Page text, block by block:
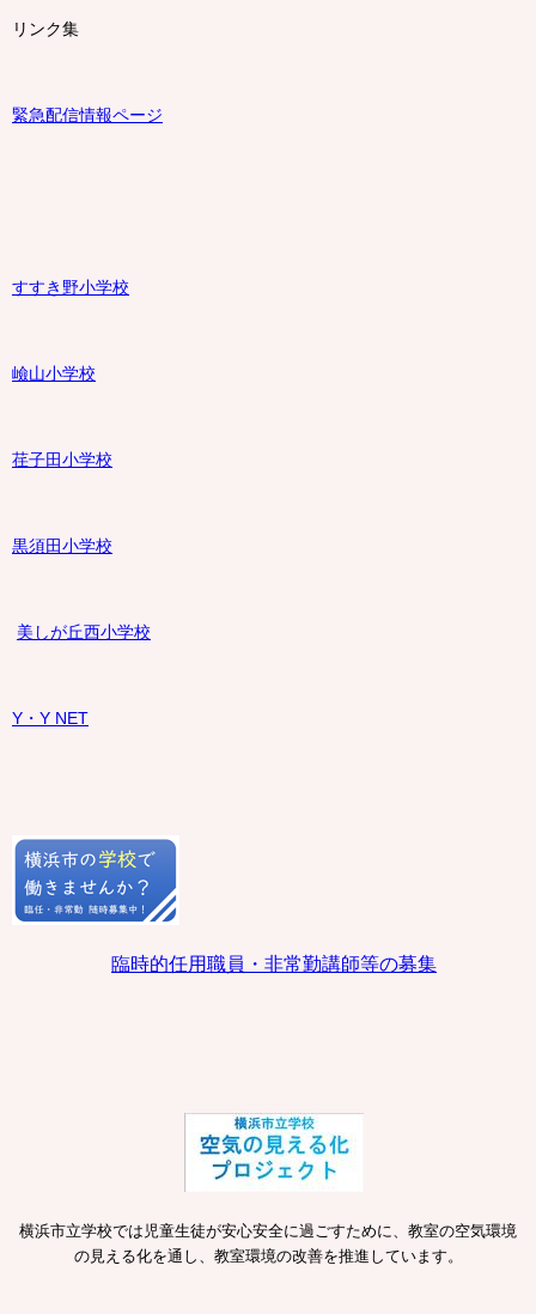
リンク集
緊急配信情報ページ
すすき野小学校
嶮山小学校
荏子田小学校
黒須田小学校
美しが丘西小学校
Y・Y NET
臨時的任用職員・非常勤講師等の募集
横浜市立学校では児童生徒が安心安全に過ごすために、教室の空気環境
の見える化を通し、教室環境の改善を推進しています。